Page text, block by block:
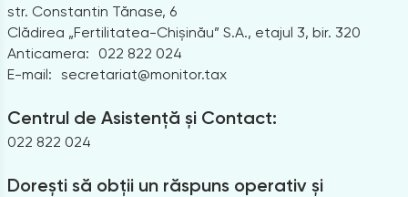
str. Constantin Tănase, 6
Clădirea „Fertilitatea-Chișinău” S.A., etajul 3, bir. 320
Anticamera:
022 822 024
E-mail: secretariat@monitor.tax
Centrul de Asistență și Contact:
022 822 024
Dorești să obții un răspuns operativ și